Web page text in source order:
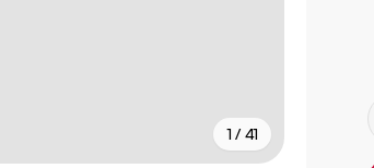
1 / 41